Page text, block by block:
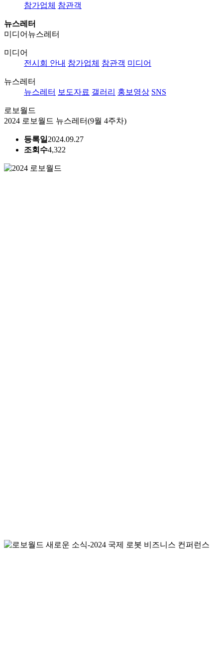
참가업체 참관객
뉴스레터
미디어 뉴스레터
미디어
전시회 안내 참가업체 참관객 미디어
뉴스레터
뉴스레터 보도자료 갤러리 홍보영상 SNS
로보월드
2024 로보월드 뉴스레터(9월 4주차)
등록일 2024.09.27
조회수4,322